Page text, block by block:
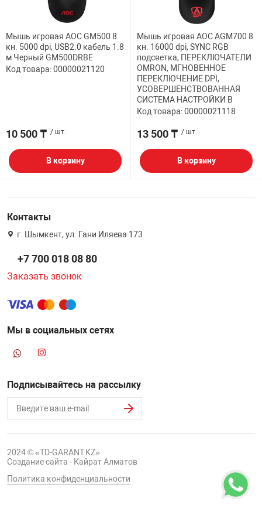
PCI АДАПТЕРЫ
USB
USB ХАБЫ
CARD RIDER
CD-DVD ДИСКИ
ЛЕНТА ДЛЯ
ДОМА
Мышь игровая AOC GM500 8
кн. 5000 dpi, USB2.0 кабель 1.8
м Черный GM500DRBE
Код товара: 00000021120
10 500 ₸ / шт.
В корзину
Мышь игровая AOC AGM700 8
кн. 16000 dpi, SYNC RGB
подсветка, ПЕРЕКЛЮЧАТЕЛИ
OMRON, МГНОВЕННОЕ
ПЕРЕКЛЮЧЕНИЕ DPI,
УСОВЕРШЕНСТВОВАННАЯ
СИСТЕМА НАСТРОЙКИ В
Код товара: 00000021118
13 500 ₸ / шт.
В корзину
Контакты
г. Шымкент, ул. Гани Иляева 173
+7 700 018 08 80
Заказать звонок
Мы в социальных сетях
Подписывайтесь на рассылку
2024 © «TD-GARANT.KZ»
Создание сайта - Кайрат Алматов
Политика конфиденциальности